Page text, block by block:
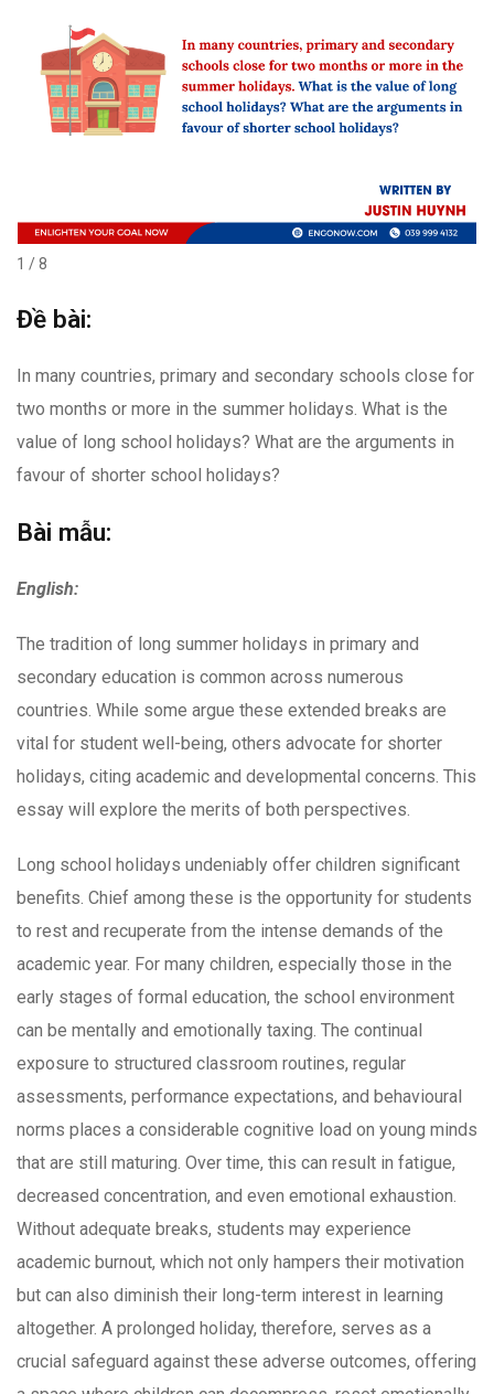
1 / 8
Đề bài:
In many countries, primary and secondary schools close for
two months or more in the summer holidays. What is the
value of long school holidays? What are the arguments in
favour of shorter school holidays?
Bài mẫu:
English:
The tradition of long summer holidays in primary and
secondary education is common across numerous
countries. While some argue these extended breaks are
vital for student well-being, others advocate for shorter
holidays, citing academic and developmental concerns. This
essay will explore the merits of both perspectives.
Long school holidays undeniably offer children significant
benefits. Chief among these is the opportunity for students
to rest and recuperate from the intense demands of the
academic year. For many children, especially those in the
early stages of formal education, the school environment
can be mentally and emotionally taxing. The continual
exposure to structured classroom routines, regular
assessments, performance expectations, and behavioural
norms places a considerable cognitive load on young minds
that are still maturing. Over time, this can result in fatigue,
decreased concentration, and even emotional exhaustion.
Without adequate breaks, students may experience
academic burnout, which not only hampers their motivation
but can also diminish their long-term interest in learning
altogether. A prolonged holiday, therefore, serves as a
crucial safeguard against these adverse outcomes, offering